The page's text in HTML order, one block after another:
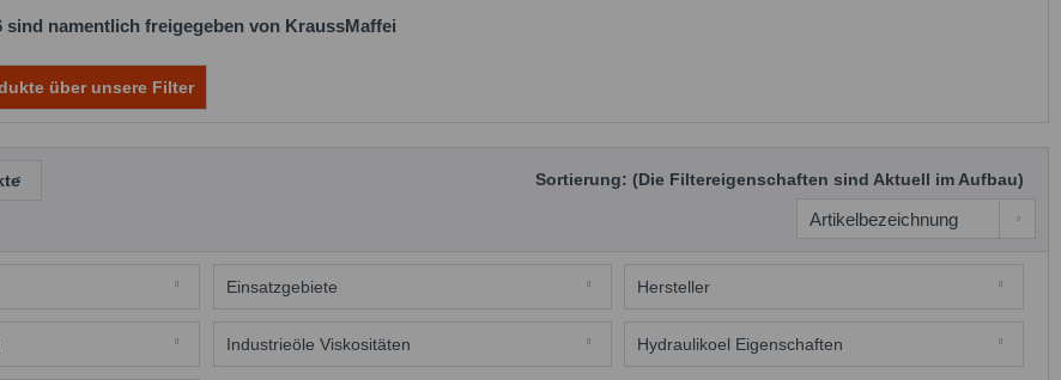
sind namentlich freigegeben von KraussMaffei
über unsere Filter
Sortierung: (Die Filtereigenschaften sind Aktuell im Aufbau)
Einsatzgebiete
Hydrauliköle
Hersteller
ENI
Industrieöle Viskositäten Hydraulikoel Eigenschaften